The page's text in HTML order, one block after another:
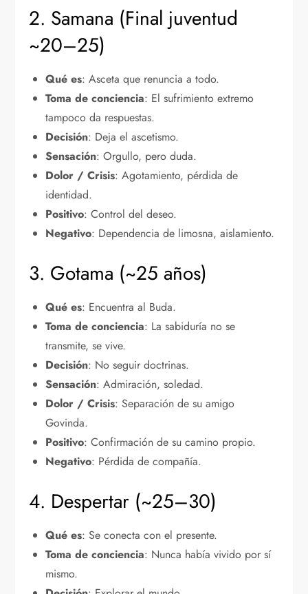
2. Samana (Final juventud
~20–25)
Qué es: Asceta que renuncia a todo.
Toma de conciencia: El sufrimiento extremo
tampoco da respuestas.
Decisión: Deja el ascetismo.
Sensación: Orgullo, pero duda.
Dolor / Crisis: Agotamiento, pérdida de
identidad.
Positivo: Control del deseo.
Negativo: Dependencia de limosna, aislamiento.
3. Gotama (~25 años)
Qué es: Encuentra al Buda.
Toma de conciencia: La sabiduría no se
transmite, se vive.
Decisión: No seguir doctrinas.
Sensación: Admiración, soledad.
Dolor / Crisis: Separación de su amigo
Govinda.
Positivo: Confirmación de su camino propio.
Negativo: Pérdida de compañía.
4. Despertar (~25–30)
Qué es: Se conecta con el presente.
Toma de conciencia: Nunca había vivido por sí
mismo.